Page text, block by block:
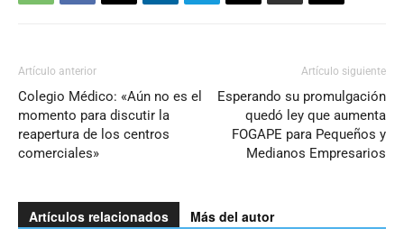
Artículo anterior
Colegio Médico: «Aún no es el
momento para discutir la
reapertura de los centros
comerciales»
Artículo siguiente
Esperando su promulgación
quedó ley que aumenta
FOGAPE para Pequeños y
Medianos Empresarios
Artículos relacionados Más del autor